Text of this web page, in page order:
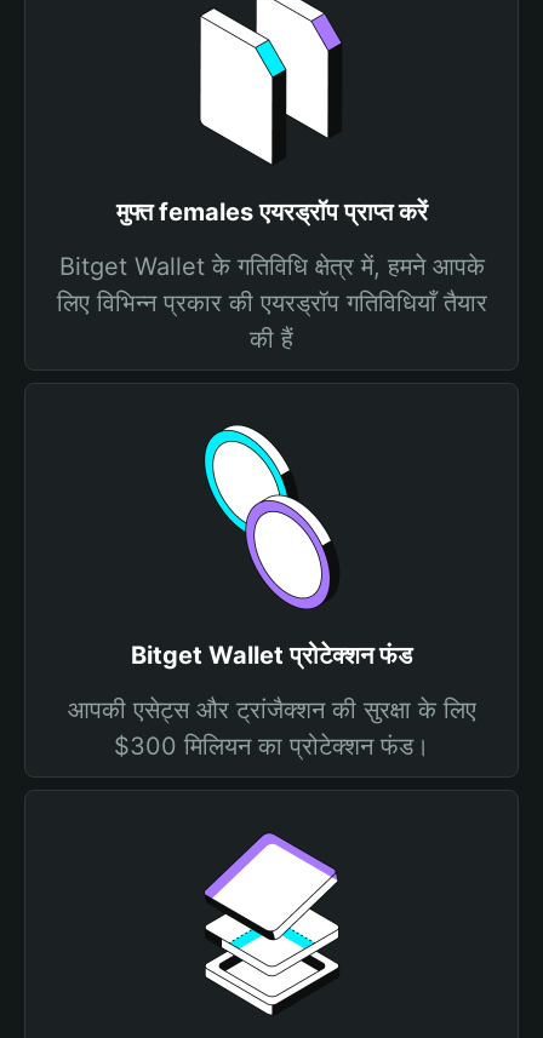
मुफ्त females एयरड्रॉप प्राप्त करें
Bitget Wallet के गतिविधि क्षेत्र में, हमने आपके
लिए विभिन्न प्रकार की एयरड्रॉप गतिविधियाँ तैयार
की हैं
Bitget Wallet प्रोटेक्शन फंड
आपकी एसेट्स और ट्रांजैक्शन की सुरक्षा के लिए
$300 मिलियन का प्रोटेक्शन फंड।